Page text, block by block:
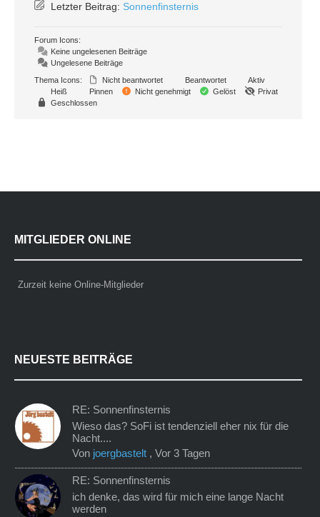
Letzter Beitrag: Sonnenfinsternis
Forum Icons:
Keine ungelesenen Beiträge
Ungelesene Beiträge
Thema Icons:
Nicht beantwortet Beantwortet
Aktiv
Heiß
Pinnen Nicht genehmigt Gelöst
Privat
Geschlossen
MITGLIEDER ONLINE
Zurzeit keine Online-Mitglieder
NEUESTE BEITRÄGE
RE: Sonnenfinsternis
Wieso das? SoFi ist tendenziell eher nix für die
Nacht....
Von joergbastelt ,Vor 3 Tagen
RE: Sonnenfinsternis
ich denke, das wird für mich eine lange Nacht
werden